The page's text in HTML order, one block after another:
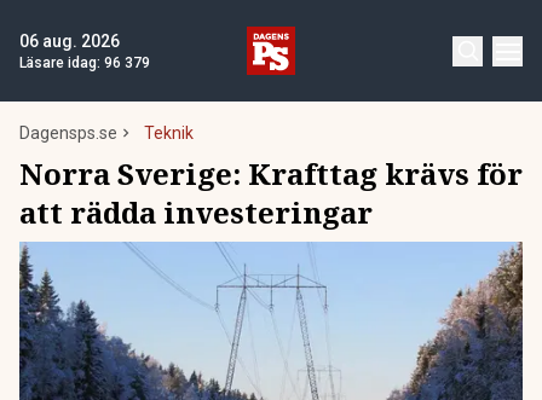
06 aug. 2026
Läsare idag: 96 379
Dagensps.se Teknik
Norra Sverige: Krafttag krävs för
att rädda investeringar